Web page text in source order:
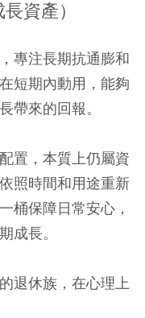
資產）
專注長期抗通膨和
短期內動用，能夠
帶來的回報。
置，本質上仍屬資
照時間和用途重新
一桶保障日常安心，
成長。
退休族，在心理上